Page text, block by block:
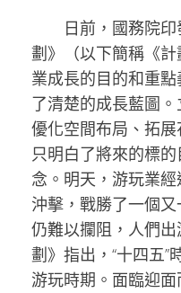
日前，國務院印
劃》（以下簡稱《計
業成長的目的和重
了清楚的成長藍圖
優化空間布局、拓
只明白了將來的標
念。明天，游玩業
沖擊，戰勝了一個
仍難以攔阻，人們
劃》指出，“十四五
游玩時期。面臨迎